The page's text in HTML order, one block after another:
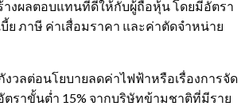
งผลตอบแทนที่ดีให้กับผู้ถือหุ้น โดยมีอัตรา
ย ภาษี ค่าเสื่อมราคา และค่าตัดจำหน่าย
วลต่อนโยบายลดค่าไฟฟ้าหรือเรื่องการจัด
ตราขั้นต่ำ 15% จากบริษัทข้ามชาติที่มีราย